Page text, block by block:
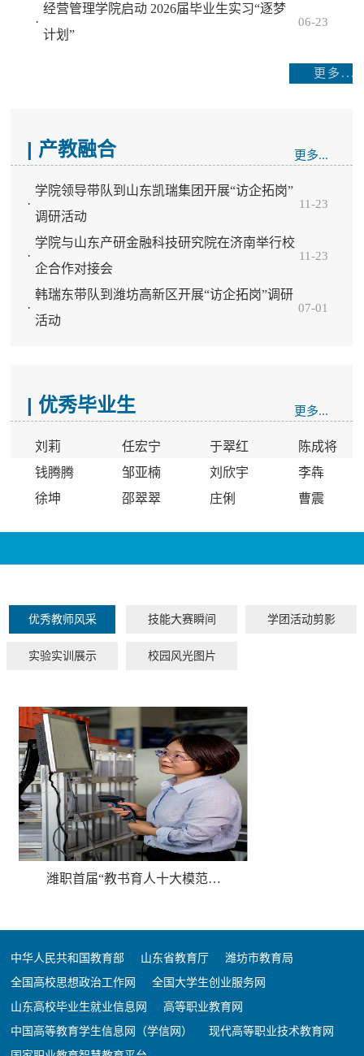
·
经营管理学院启动 2026届毕业生实习“逐梦
计划”
06-23
更多...
| 产教融合 更多...
·
学院领导带队到山东凯瑞集团开展“访企拓岗”
调研活动
11-23
·
学院与山东产研金融科技研究院在济南举行校
企合作对接会
11-23
·
韩瑞东带队到潍坊高新区开展“访企拓岗”调研
活动
07-01
| 优秀毕业生 更多...
刘莉 任宏宁 于翠红
陈成将
钱腾腾
邹亚楠 刘欣宇
李犇
徐坤
邵翠翠 庄俐 曹震
优秀教师风采 技能大赛瞬间 学团活动剪影
实验实训展示 校园风光图片
潍职首届“教书育人十大模范…
经营管理学院举办第九届“学…
经营管理学院开展“校园新宠…
京东实训
扬帆广场的四季
中华人民共和国教育部 山东省教育厅
潍坊市教育局
全国高校思想政治工作网
全国大学生创业服务网
山东高校毕业生就业信息网
高等职业教育网
中国高等教育学生信息网（学信网）
现代高等职业技术教育网